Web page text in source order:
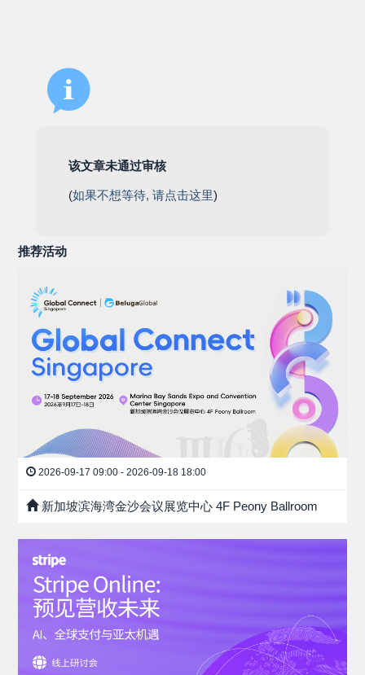
该文章未通过审核
(如果不想等待, 请点击这里)
推荐活动
2026-09-17 09:00 - 2026-09-18 18:00
新加坡滨海湾金沙会议展览中心 4F Peony Ballroom